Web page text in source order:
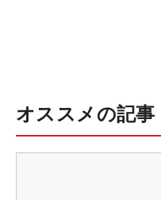
オススメの記事